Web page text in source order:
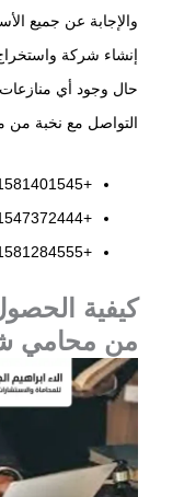
والإجابة عن جميع
إنشاء شركة
حال وجود أي
التواصل مع نخبة من
+971581401545
+971547372444
+971581284555
كيفية
من محامي